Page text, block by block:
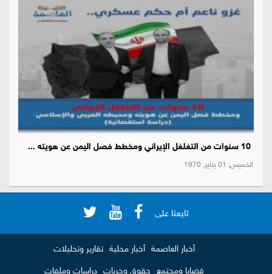
الخميس, 01 يناير, 1970
تابعنا على
أخبار العاصمة أخبار محلية تقارير وتحليلات
قضايا ومجتمع حقوق وحريات دراسات وملفات